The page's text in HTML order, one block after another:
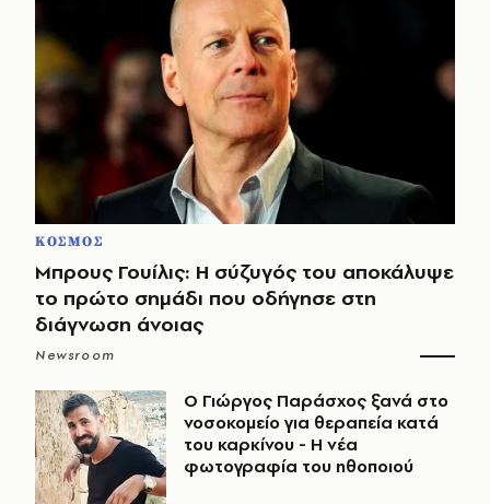
ΚΟΣΜΟΣ
Μπρους Γουίλις: Η σύζυγός του αποκάλυψε
το πρώτο σημάδι που οδήγησε στη
διάγνωση άνοιας
Newsroom
O Γιώργος Παράσχος ξανά στο
νοσοκομείο για θεραπεία κατά
του καρκίνου - Η νέα
φωτογραφία του ηθοποιού